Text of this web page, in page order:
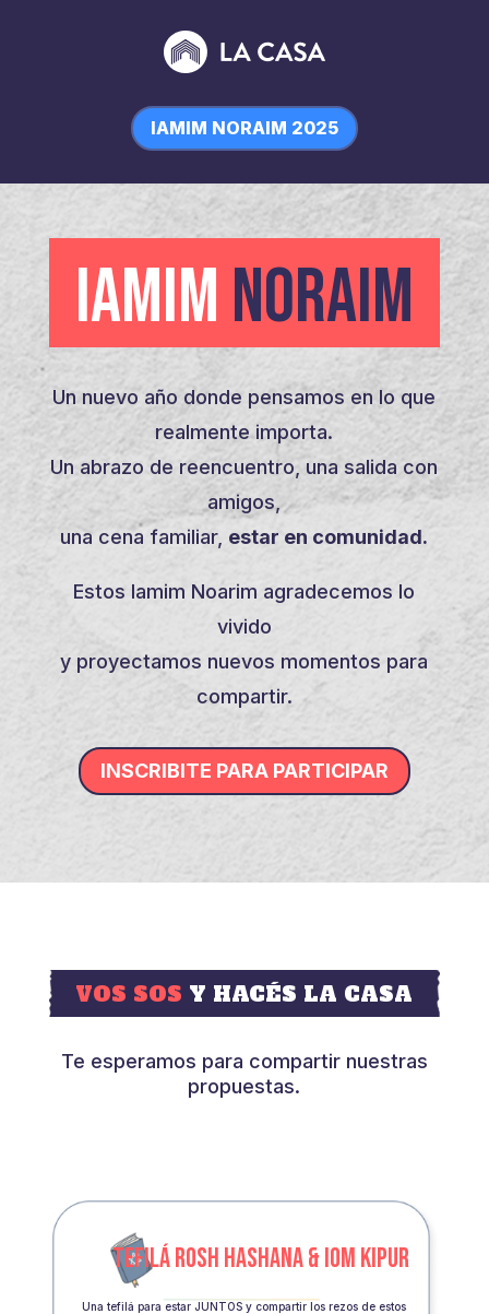
IAMIM NORAIM 2025
IAMIM NORAIM
Un nuevo año donde pensamos en lo que
realmente importa.
Un abrazo de reencuentro, una salida con
amigos,
una cena familiar, estar en comunidad.
Estos Iamim Noarim agradecemos lo
vivido
y proyectamos nuevos momentos para
compartir.
INSCRIBITE PARA PARTICIPAR
VOS SOS Y HACÉS LA CASA
Te esperamos para compartir nuestras
propuestas.
TEFILÁ ROSH HASHANA & IOM KIPUR
Una tefilá para estar JUNTOS y compartir los rezos de estos